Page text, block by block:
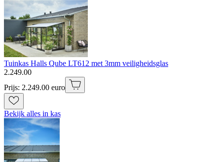
Tuinkas Halls Qube LT612 met 3mm veiligheidsglas
2.249.00
Prijs: 2.249.00 euro
Bekijk alles in kas